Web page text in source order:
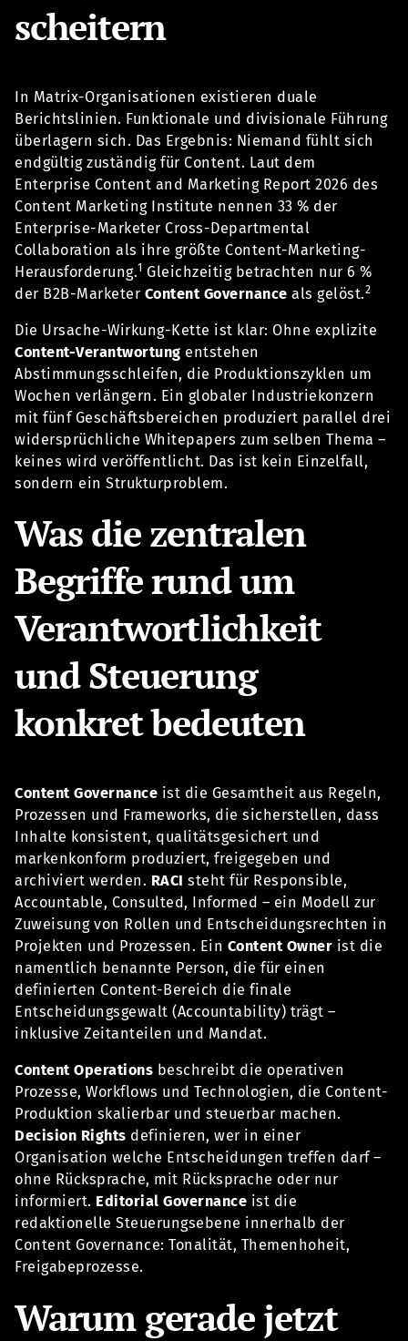
scheitern
In Matrix-Organisationen existieren duale
Berichtslinien. Funktionale und divisionale Führung
überlagern sich. Das Ergebnis: Niemand fühlt sich
endgültig zuständig für Content. Laut dem
Enterprise Content and Marketing Report 2026 des
Content Marketing Institute nennen 33 % der
Enterprise-Marketer Cross-Departmental
Collaboration als ihre größte Content-Marketing-
Herausforderung.1 Gleichzeitig betrachten nur 6 %
der B2B-Marketer Content Governance als gelöst.2
Die Ursache-Wirkung-Kette ist klar: Ohne explizite
Content-Verantwortung entstehen
Abstimmungsschleifen, die Produktionszyklen um
Wochen verlängern. Ein globaler Industriekonzern
mit fünf Geschäftsbereichen produziert parallel drei
widersprüchliche Whitepapers zum selben Thema –
keines wird veröffentlicht. Das ist kein Einzelfall,
sondern ein Strukturproblem.
Was die zentralen
Begriffe rund um
Verantwortlichkeit
und Steuerung
konkret bedeuten
Content Governance ist die Gesamtheit aus Regeln,
Prozessen und Frameworks, die sicherstellen, dass
Inhalte konsistent, qualitätsgesichert und
markenkonform produziert, freigegeben und
archiviert werden. RACI steht für Responsible,
Accountable, Consulted, Informed – ein Modell zur
Zuweisung von Rollen und Entscheidungsrechten in
Projekten und Prozessen. Ein Content Owner ist die
namentlich benannte Person, die für einen
definierten Content-Bereich die finale
Entscheidungsgewalt (Accountability) trägt –
inklusive Zeitanteilen und Mandat.
Content Operations beschreibt die operativen
Prozesse, Workflows und Technologien, die Content-
Produktion skalierbar und steuerbar machen.
Decision Rights definieren, wer in einer
Organisation welche Entscheidungen treffen darf –
ohne Rücksprache, mit Rücksprache oder nur
informiert. Editorial Governance ist die
redaktionelle Steuerungsebene innerhalb der
Content Governance: Tonalität, Themenhoheit,
Freigabeprozesse.
Warum gerade jetzt